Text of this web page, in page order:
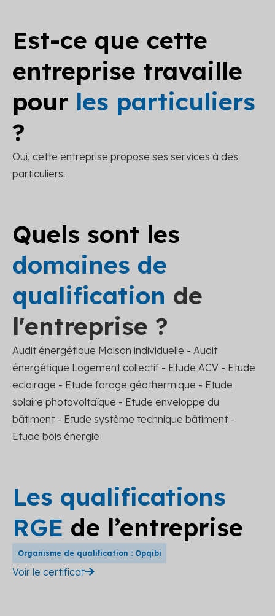
Est-ce que cette
entreprise travaille
pour les particuliers
?
Oui, cette entreprise propose ses services à des
particuliers.
Quels sont les
domaines de
qualification de
l'entreprise ?
Audit énergétique Maison individuelle - Audit
énergétique Logement collectif - Etude ACV - Etude
eclairage - Etude forage géothermique - Etude
solaire photovoltaïque - Etude enveloppe du
bâtiment - Etude système technique bâtiment -
Etude bois énergie
Les qualifications
RGE de l’entreprise
Organisme de qualification : Opqibi
Voir le certificat